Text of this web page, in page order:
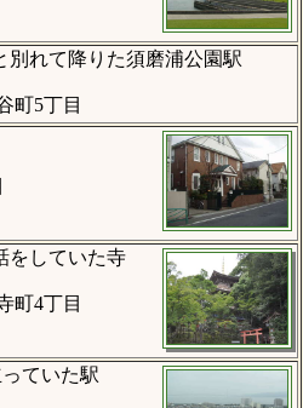
れて降りた須磨浦公園駅
町5丁目
をしていた寺
町4丁目
ていた駅